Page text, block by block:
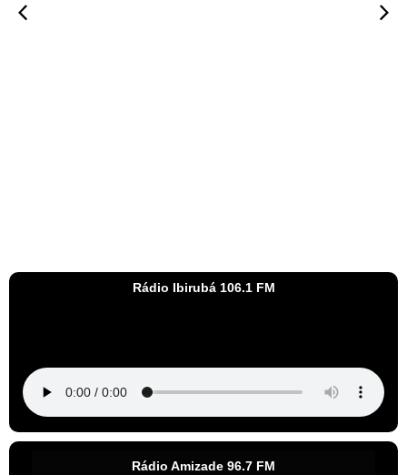
Rádio Ibirubá 106.1 FM
Rádio Amizade 96.7 FM